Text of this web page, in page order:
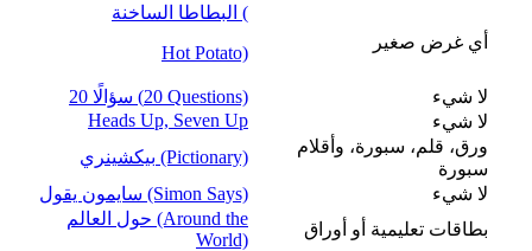
البطاطا الساخنة (
Hot Potato)
أي غرض صغير
20 سؤالًا (20 Questions)
لا شيء
Heads Up, Seven Up
لا شيء
بيكشينري (Pictionary)
ورق، قلم، سبورة، وأقلام
سبورة
سايمون يقول (Simon Says)
لا شيء
حول العالم (Around the
World)
بطاقات تعليمية أو أوراق